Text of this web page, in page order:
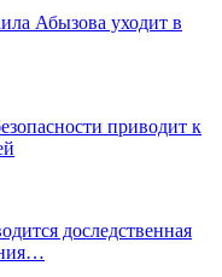
Абызова уходит в
приводит к
доследственная